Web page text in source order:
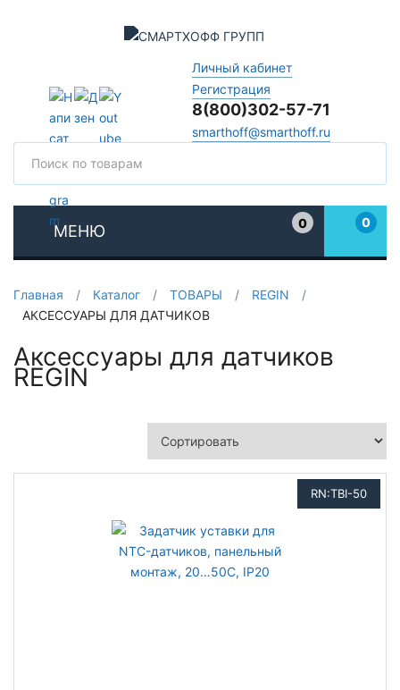
Личный кабинет
Регистрация
8(800)302-57-71
smarthoff@smarthoff.ru
МЕНЮ
0
0
Главная / Каталог / ТОВАРЫ / REGIN
/
АКСЕССУАРЫ ДЛЯ ДАТЧИКОВ
Аксессуары для датчиков
REGIN
RN:TBI-50